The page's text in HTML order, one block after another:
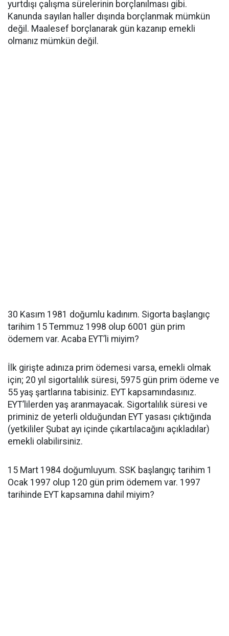
yurtdışı çalışma sürelerinin borçlanılması gibi.
Kanunda sayılan haller dışında borçlanmak mümkün
değil. Maalesef borçlanarak gün kazanıp emekli
olmanız mümkün değil.
30 Kasım 1981 doğumlu kadınım. Sigorta başlangıç
tarihim 15 Temmuz 1998 olup 6001 gün prim
ödemem var. Acaba EYT’li miyim?
İlk girişte adınıza prim ödemesi varsa, emekli olmak
için; 20 yıl sigortalılık süresi, 5975 gün prim ödeme ve
55 yaş şartlarına tabisiniz. EYT kapsamındasınız.
EYT’lilerden yaş aranmayacak. Sigortalılık süresi ve
priminiz de yeterli olduğundan EYT yasası çıktığında
(yetkililer Şubat ayı içinde çıkartılacağını açıkladılar)
emekli olabilirsiniz.
15 Mart 1984 doğumluyum. SSK başlangıç tarihim 1
Ocak 1997 olup 120 gün prim ödemem var. 1997
tarihinde EYT kapsamına dahil miyim?